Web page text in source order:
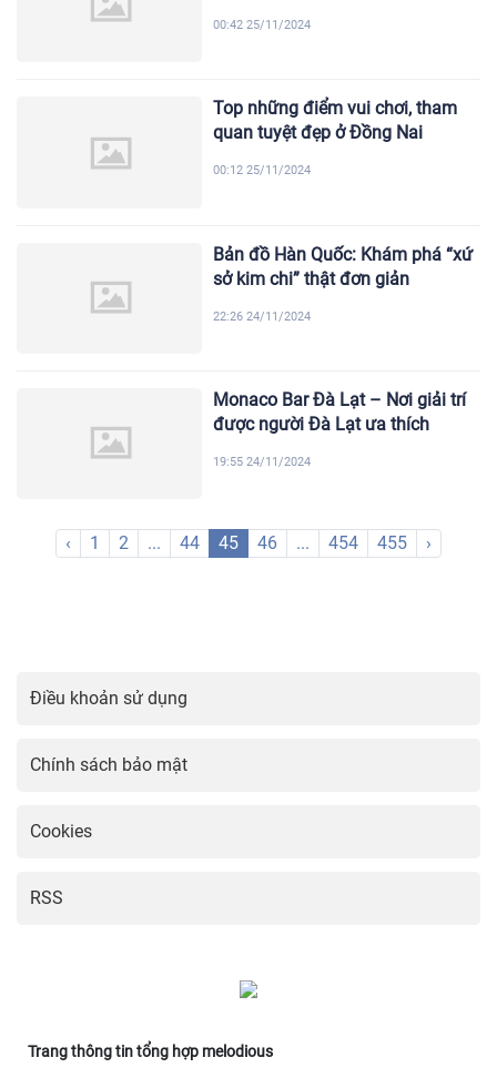
00:42 25/11/2024
Top những điểm vui chơi, tham
quan tuyệt đẹp ở Đồng Nai
00:12 25/11/2024
Bản đồ Hàn Quốc: Khám phá “xứ
sở kim chi” thật đơn giản
22:26 24/11/2024
Monaco Bar Đà Lạt – Nơi giải trí
được người Đà Lạt ưa thích
19:55 24/11/2024
‹ 1 2 ... 44 45 46 ... 454 455 ›
Điều khoản sử dụng
Chính sách bảo mật
Cookies
RSS
Trang thông tin tổng hợp melodious